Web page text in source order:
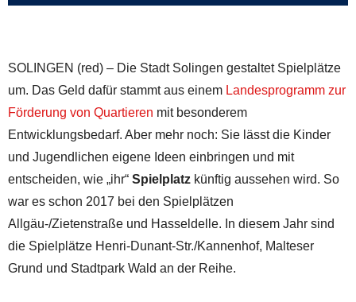
SOLINGEN (red) – Die Stadt Solingen gestaltet Spielplätze
um. Das Geld dafür stammt aus einem Landesprogramm zur
Förderung von Quartieren mit besonderem
Entwicklungsbedarf. Aber mehr noch: Sie lässt die Kinder
und Jugendlichen eigene Ideen einbringen und mit
entscheiden, wie „ihr“ Spielplatz künftig aussehen wird. So
war es schon 2017 bei den Spielplätzen
Allgäu-/Zietenstraße und Hasseldelle. In diesem Jahr sind
die Spielplätze Henri-Dunant-Str./Kannenhof, Malteser
Grund und Stadtpark Wald an der Reihe.